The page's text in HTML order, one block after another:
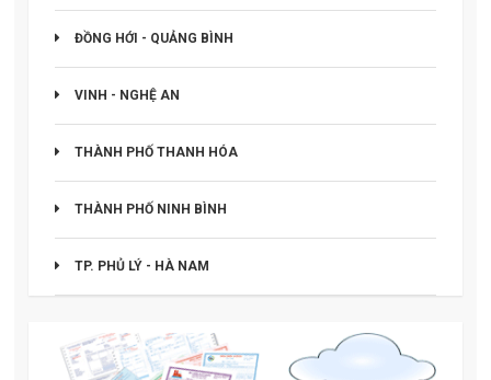
ĐỒNG HỚI - QUẢNG BÌNH
VINH - NGHỆ AN
THÀNH PHỐ THANH HÓA
THÀNH PHỐ NINH BÌNH
TP. PHỦ LÝ - HÀ NAM